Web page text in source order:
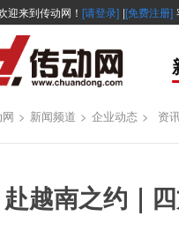
迎来到传动网！ [请登录] |[免费注册]
> 新闻频道 > 企业动态 > 资
赴越南之约｜